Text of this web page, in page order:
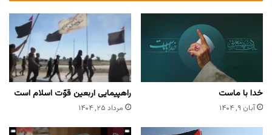
خدا با ماست
آبان ۹, ۱۴۰۴
راهپیمایی اربعین قوّت اسلام است
مرداد ۲۵, ۱۴۰۴